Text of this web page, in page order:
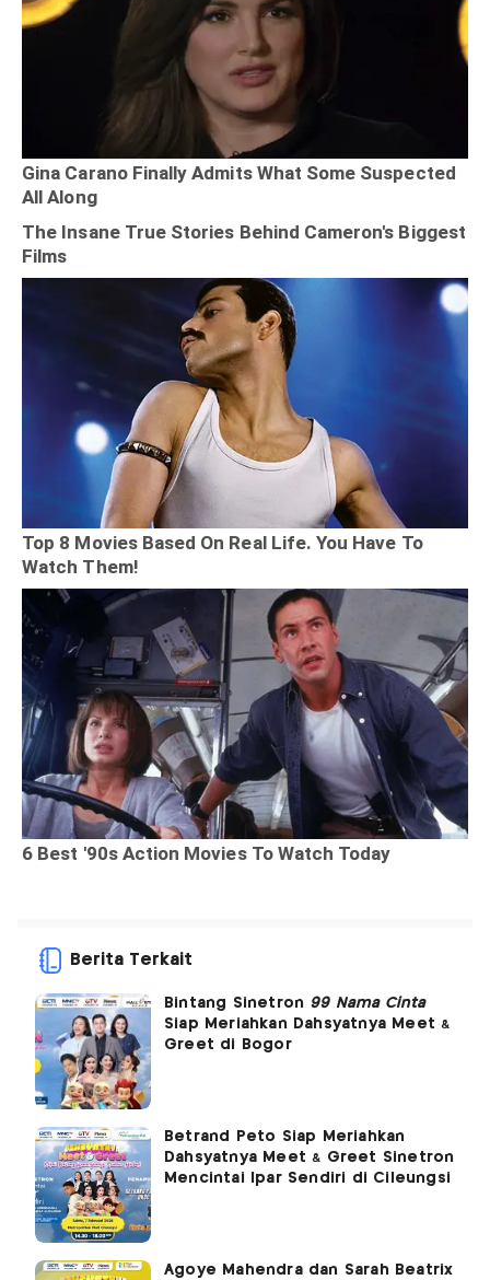
Berita Terkait
Bintang Sinetron 99 Nama Cinta
Siap Meriahkan Dahsyatnya Meet &
Greet di Bogor
Betrand Peto Siap Meriahkan
Dahsyatnya Meet & Greet Sinetron
Mencintai Ipar Sendiri di Cileungsi
Agoye Mahendra dan Sarah Beatrix